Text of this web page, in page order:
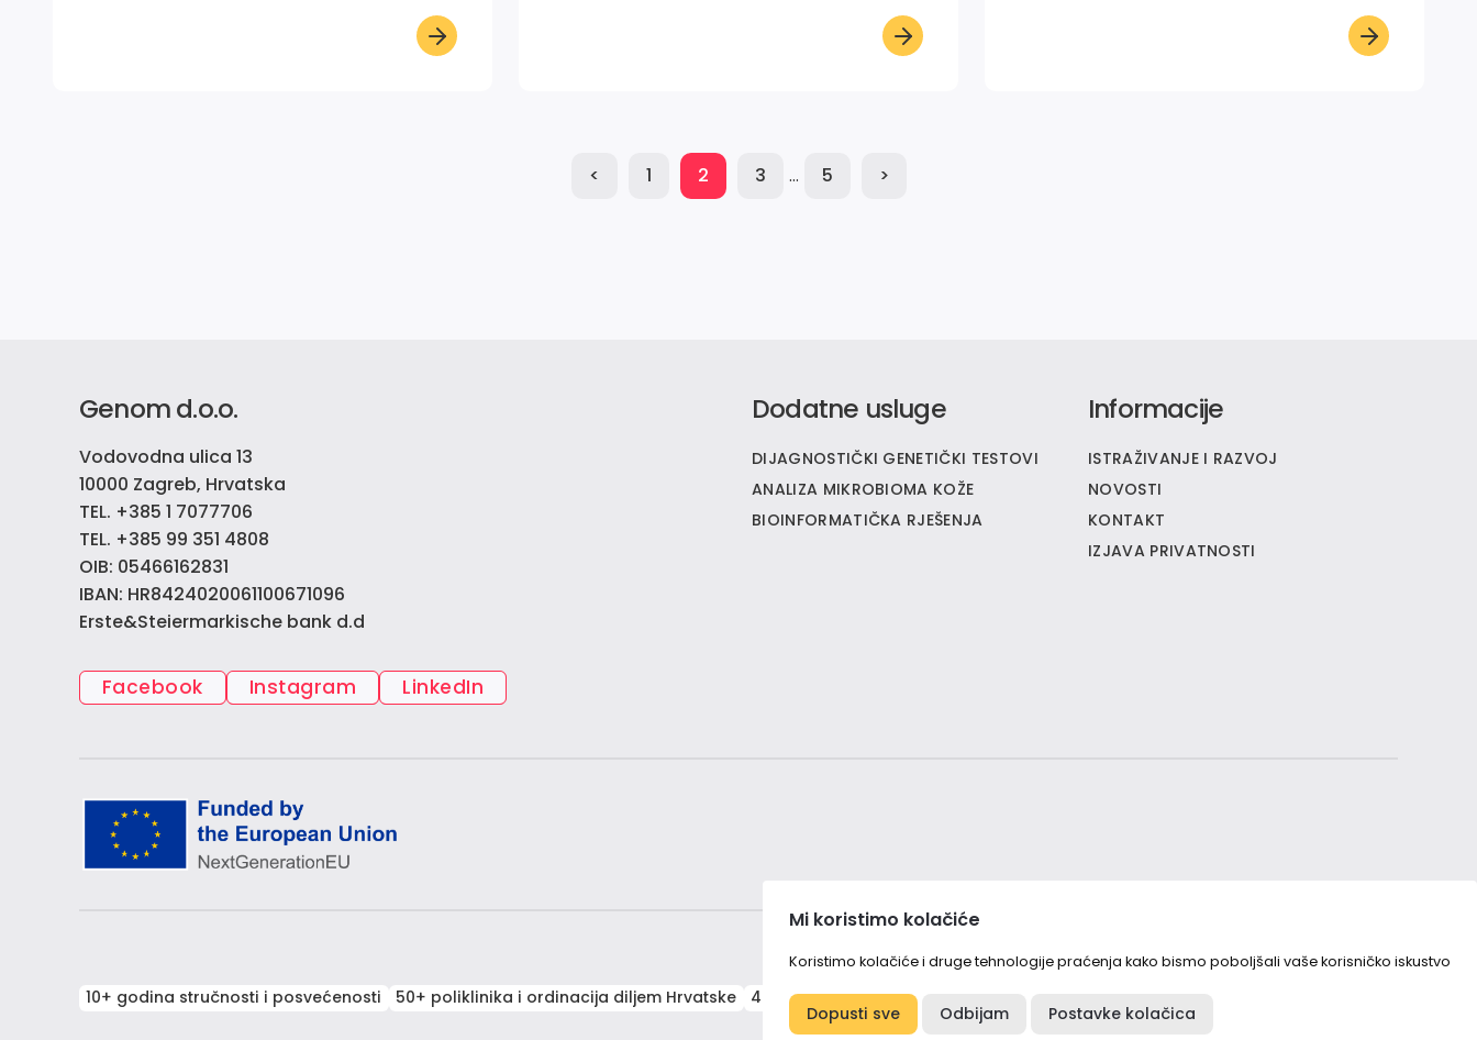
Mi koristimo kolačiće
Koristimo kolačiće i druge tehnologije praćenja kako bismo poboljšali vaše korisničko iskustvo
Dopusti sve Odbijam Postavke kolačica
< 1 2 3 … 5 >
Genom d.o.o.
Vodovodna ulica 13
10000 Zagreb, Hrvatska
TEL. +385 1 7077706
TEL. +385 99 351 4808
OIB: 05466162831
IBAN: HR8424020061100671096
Erste&Steiermarkische bank d.d
Facebook Instagram LinkedIn
Dodatne usluge
DIJAGNOSTIČKI GENETIČKI TESTOVI
ANALIZA MIKROBIOMA KOŽE
BIOINFORMATIČKA RJEŠENJA
Informacije
ISTRAŽIVANJE I RAZVOJ
NOVOSTI
KONTAKT
IZJAVA PRIVATNOSTI
10+ godina stručnosti i posvećenosti 50+ poliklinika i ordinacija diljem Hrvatske 4000+ obavljenih genetičkih testova